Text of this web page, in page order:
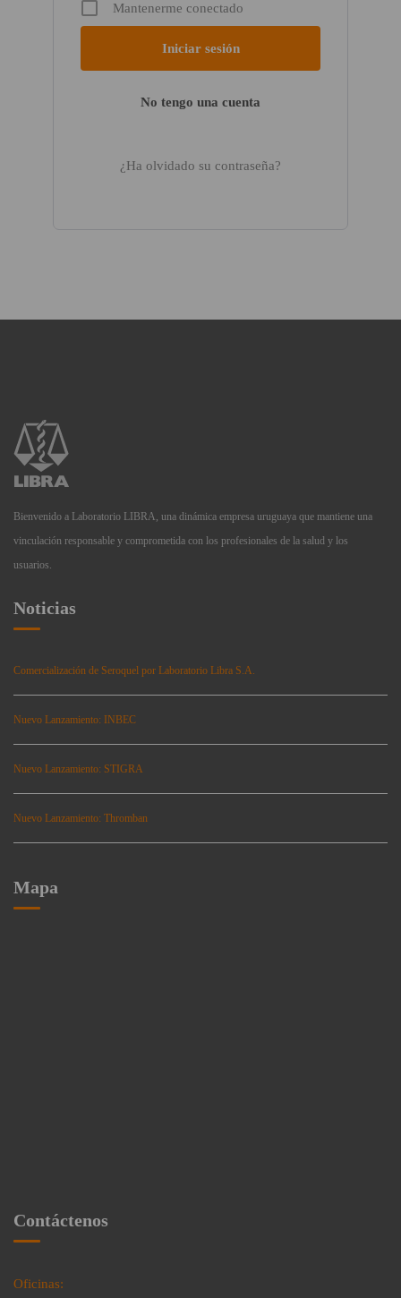
Mantenerme conectado
No tengo una cuenta
¿Ha olvidado su contraseña?
Bienvenido a Laboratorio LIBRA, una dinámica empresa uruguaya que mantiene una
vinculación responsable y comprometida con los profesionales de la salud y los
usuarios.
Noticias
Comercialización de Seroquel por Laboratorio Libra S.A.
Nuevo Lanzamiento: INBEC
Nuevo Lanzamiento: STIGRA
Nuevo Lanzamiento: Thromban
Mapa
Contáctenos
Oficinas: